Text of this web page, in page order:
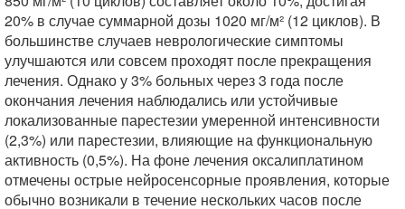
20% в случае суммарной дозы 1020 мг/м² (12 циклов). В
большинстве случаев неврологические симптомы
улучшаются или совсем проходят после прекращения
лечения. Однако у 3% больных через 3 года после
окончания лечения наблюдались или устойчивые
локализованные парестезии умеренной интенсивности
(2,3%) или парестезии, влияющие на функциональную
активность (0,5%). На фоне лечения оксалиплатином
отмечены острые нейросенсорные проявления, которые
обычно возникали в течение нескольких часов после